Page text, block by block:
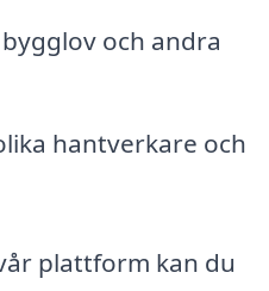
och andra
hantverkare och
plattform kan du